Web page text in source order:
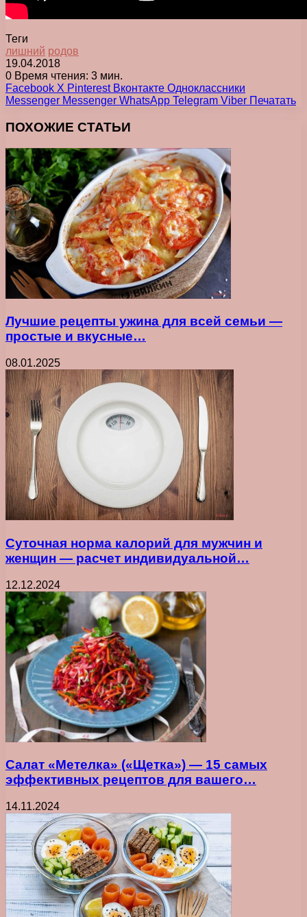
Теги
лишний родов
19.04.2018
0 Время чтения: 3 мин.
Facebook X Pinterest Вконтакте Одноклассники
Messenger Messenger WhatsApp Telegram Viber Печатать
ПОХОЖИЕ СТАТЬИ
Лучшие рецепты ужина для всей семьи —
простые и вкусные…
08.01.2025
Суточная норма калорий для мужчин и
женщин — расчет индивидуальной…
12.12.2024
Салат «Метелка» («Щетка») — 15 самых
эффективных рецептов для вашего…
14.11.2024